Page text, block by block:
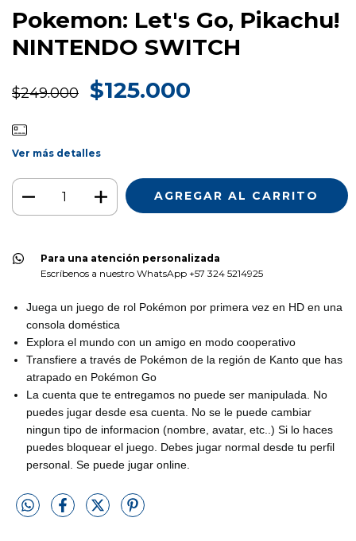
Pokemon: Let's Go, Pikachu!
NINTENDO SWITCH
$249.000 $125.000
Ver más detalles
Para una atención personalizada
Escríbenos a nuestro WhatsApp +57 324 5214925
Juega un juego de rol Pokémon por primera vez en HD en una
consola doméstica
Explora el mundo con un amigo en modo cooperativo
Transfiere a través de Pokémon de la región de Kanto que has
atrapado en Pokémon Go
La cuenta que te entregamos no puede ser manipulada. No
puedes jugar desde esa cuenta. No se le puede cambiar
ningun tipo de informacion (nombre, avatar, etc..) Si lo haces
puedes bloquear el juego. Debes jugar normal desde tu perfil
personal. Se puede jugar online.